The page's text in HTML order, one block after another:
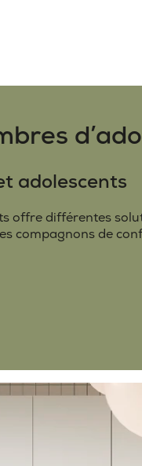
adolescents
offre différentes
compagnons de